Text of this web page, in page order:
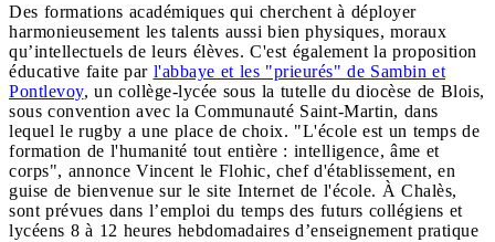
Des formations académiques qui cherchent à déployer
harmonieusement les talents aussi bien physiques, moraux
qu’intellectuels de leurs élèves. C'est également la proposition
éducative faite par l'abbaye et les "prieurés" de Sambin et
Pontlevoy, un collège-lycée sous la tutelle du diocèse de Blois,
sous convention avec la Communauté Saint-Martin, dans
lequel le rugby a une place de choix. "L'école est un temps de
formation de l'humanité tout entière : intelligence, âme et
corps", annonce Vincent le Flohic, chef d'établissement, en
guise de bienvenue sur le site Internet de l'école. À Chalès,
sont prévues dans l’emploi du temps des futurs collégiens et
lycéens 8 à 12 heures hebdomadaires d’enseignement pratique